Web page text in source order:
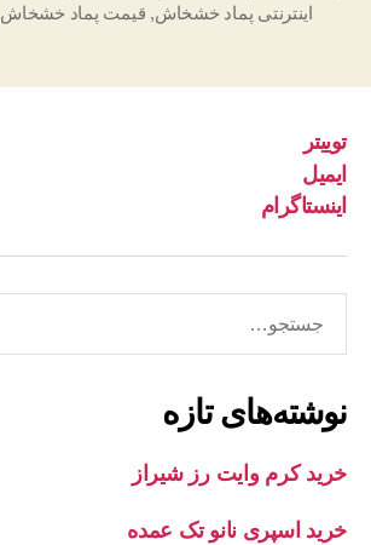
اینترنتی پماد خشخاش, قیمت پماد خشخاش
توییتر
ایمیل
اینستاگرام
نوشته‌های تازه
خرید کرم وایت رز شیراز
خرید اسپری نانو تک عمده